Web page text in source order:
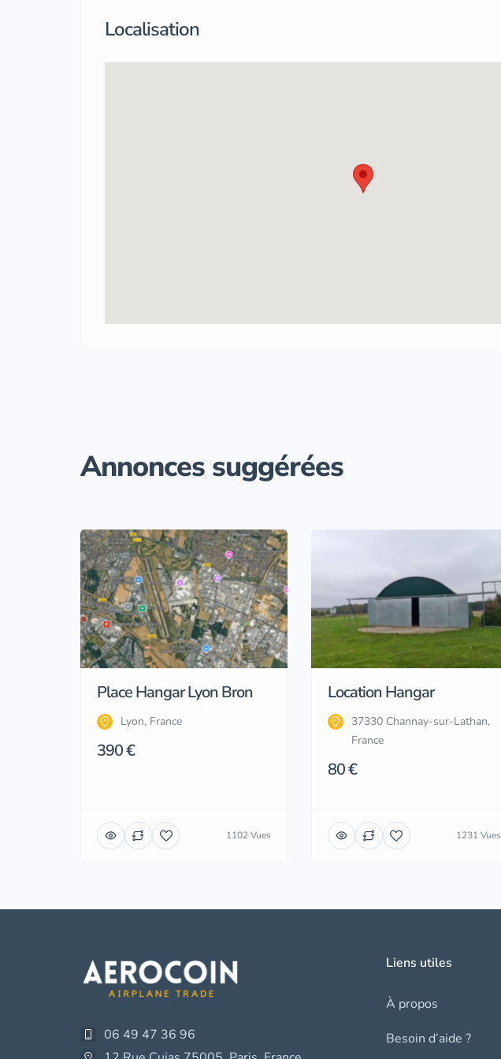
Localisation
Annonces suggérées
Place Hangar Lyon Bron
Lyon, France
390 €
1102 Vues
Location Hangar
37330 Channay-sur-Lathan,
France
80 €
1231 Vues
06 49 47 36 96
Liens utiles
À propos
Besoin d’aide ?